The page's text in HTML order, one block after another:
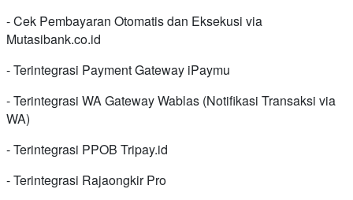
- Cek Pembayaran Otomatis dan Eksekusi via
Mutasibank.co.id
- Terintegrasi Payment Gateway iPaymu
- Terintegrasi WA Gateway Wablas (Notifikasi Transaksi via
WA)
- Terintegrasi PPOB Tripay.id
- Terintegrasi Rajaongkir Pro